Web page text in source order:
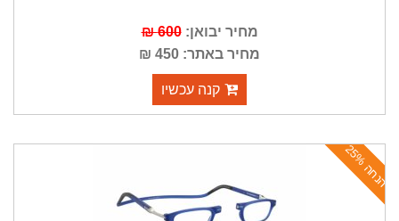
מחיר יבואן:600 ₪
מחיר באתר: 450 ₪
קנה עכשיו
ה
נ
ח
ה
2
5
%